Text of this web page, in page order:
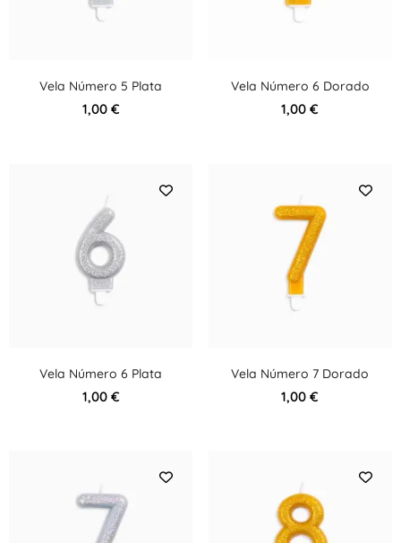
Vela Número 5 Plata
1,00 €
Vela Número 6 Dorado
1,00€
Vela Número 6 Plata
1,00 €
Vela Número 7 Dorado
1,00€